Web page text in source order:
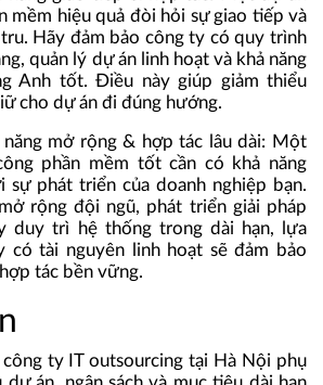
mềm hiệu quả đòi hỏi sự giao tiếp và
Hãy đảm bảo công ty có quy trình
quản lý dự án linh hoạt và khả năng
Anh tốt. Điều này giúp giảm thiểu
cho dự án đi đúng hướng.
mở rộng & hợp tác lâu dài: Một
phần mềm tốt cần có khả năng
sự phát triển của doanh nghiệp bạn.
rộng đội ngũ, phát triển giải pháp
duy trì hệ thống trong dài hạn, lựa
có tài nguyên linh hoạt sẽ đảm bảo
tác bền vững.
ty IT outsourcing tại Hà Nội phụ